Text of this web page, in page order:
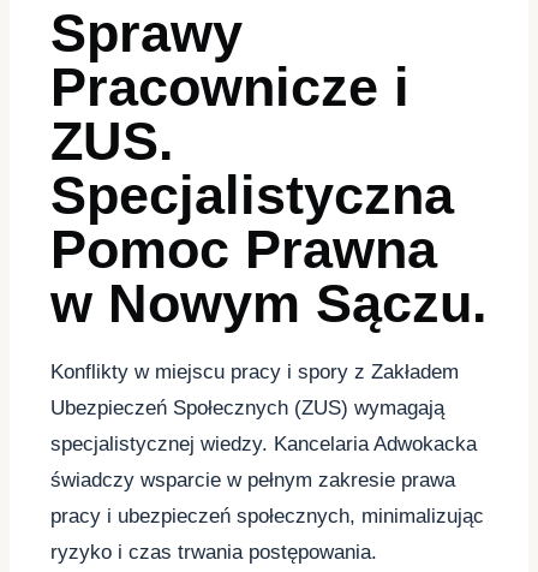
Sprawy
Pracownicze i
ZUS.
Specjalistyczna
Pomoc Prawna
w Nowym Sączu.
Konflikty w miejscu pracy i spory z Zakładem
Ubezpieczeń Społecznych (ZUS) wymagają
specjalistycznej wiedzy. Kancelaria Adwokacka
świadczy wsparcie w pełnym zakresie prawa
pracy i ubezpieczeń społecznych, minimalizując
ryzyko i czas trwania postępowania.